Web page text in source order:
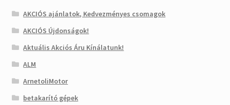
AKCIÓS ajánlatok, Kedvezményes csomagok
AKCIÓS Újdonságok!
Aktuális Akciós Áru Kínálatunk!
ALM
ArnetoliMotor
betakarító gépek